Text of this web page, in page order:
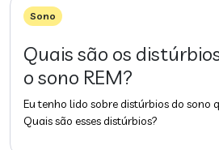
Sono
Quais são os
o sono REM?
Eu tenho lido sobre distúrbios do sono
Quais são esses distúrbios?